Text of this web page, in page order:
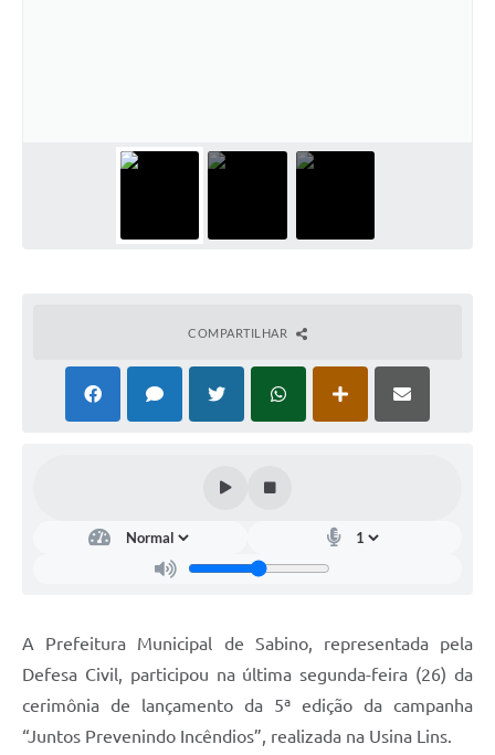
COMPARTILHAR
A Prefeitura Municipal de Sabino, representada pela
Defesa Civil, participou na última segunda-feira (26) da
cerimônia de lançamento da 5ª edição da campanha
“Juntos Prevenindo Incêndios”, realizada na Usina Lins.